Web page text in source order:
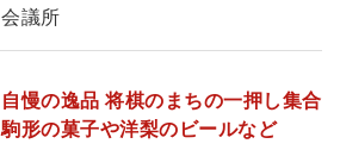
会議所
自慢の逸品 将棋のまちの一押し集合
駒形の菓子や洋梨のビールなど